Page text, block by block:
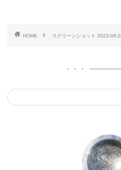
HOME スクリーンショット 2023-08-